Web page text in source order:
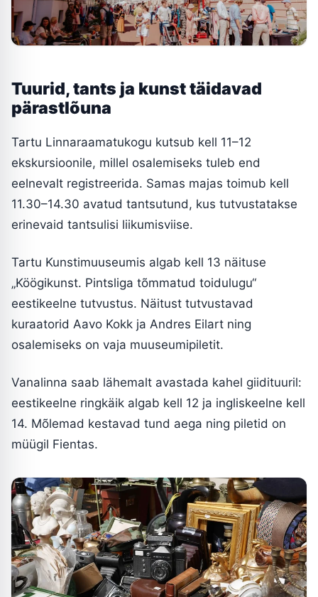
Tuurid, tants ja kunst täidavad
pärastlõuna
Tartu Linnaraamatukogu kutsub kell 11–12
ekskursioonile, millel osalemiseks tuleb end
eelnevalt registreerida. Samas majas toimub kell
11.30–14.30 avatud tantsutund, kus tutvustatakse
erinevaid tantsulisi liikumisviise.
Tartu Kunstimuuseumis algab kell 13 näituse
„Köögikunst. Pintsliga tõmmatud toidulugu“
eestikeelne tutvustus. Näitust tutvustavad
kuraatorid Aavo Kokk ja Andres Eilart ning
osalemiseks on vaja muuseumipiletit.
Vanalinna saab lähemalt avastada kahel giidituuril:
eestikeelne ringkäik algab kell 12 ja ingliskeelne kell
14. Mõlemad kestavad tund aega ning piletid on
müügil Fientas.